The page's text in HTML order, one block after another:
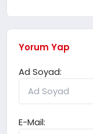
Yorum Yap
Ad Soyad:
E-Mail: